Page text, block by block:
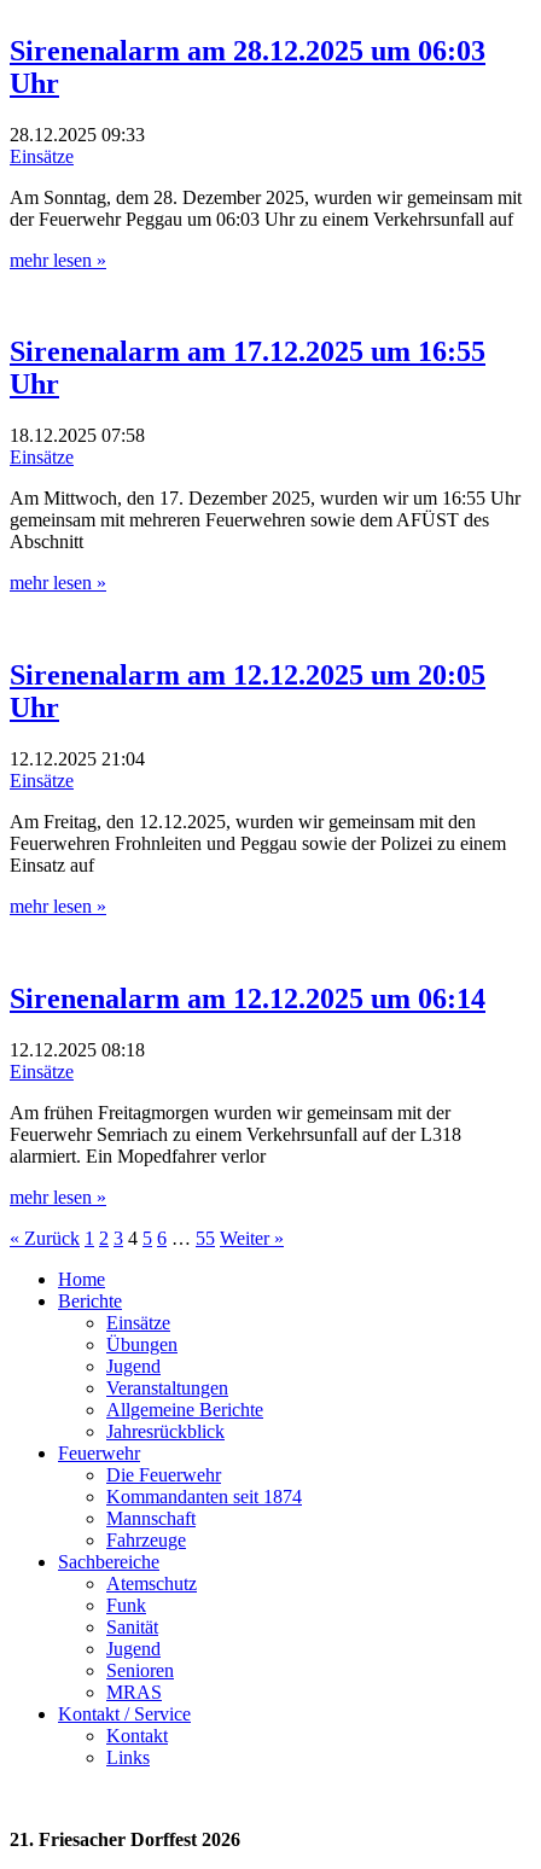
Sirenenalarm am 28.12.2025 um 06:03
Uhr
28.12.2025 09:33
Einsätze
Am Sonntag, dem 28. Dezember 2025, wurden wir gemeinsam mit
der Feuerwehr Peggau um 06:03 Uhr zu einem Verkehrsunfall auf
mehr lesen »
Sirenenalarm am 17.12.2025 um 16:55
Uhr
18.12.2025 07:58
Einsätze
Am Mittwoch, den 17. Dezember 2025, wurden wir um 16:55 Uhr
gemeinsam mit mehreren Feuerwehren sowie dem AFÜST des
Abschnitt
mehr lesen »
Sirenenalarm am 12.12.2025 um 20:05
Uhr
12.12.2025 21:04
Einsätze
Am Freitag, den 12.12.2025, wurden wir gemeinsam mit den
Feuerwehren Frohnleiten und Peggau sowie der Polizei zu einem
Einsatz auf
mehr lesen »
Sirenenalarm am 12.12.2025 um 06:14
12.12.2025 08:18
Einsätze
Am frühen Freitagmorgen wurden wir gemeinsam mit der
Feuerwehr Semriach zu einem Verkehrsunfall auf der L318
alarmiert. Ein Mopedfahrer verlor
mehr lesen »
« Zurück 1 2 3 4 5 6 … 55 Weiter »
Home
Berichte
Einsätze
Übungen
Jugend
Veranstaltungen
Allgemeine Berichte
Jahresrückblick
Feuerwehr
Die Feuerwehr
Kommandanten seit 1874
Mannschaft
Fahrzeuge
Sachbereiche
Atemschutz
Funk
Sanität
Jugend
Senioren
MRAS
Kontakt / Service
Kontakt
Links
21. Friesacher Dorffest 2026